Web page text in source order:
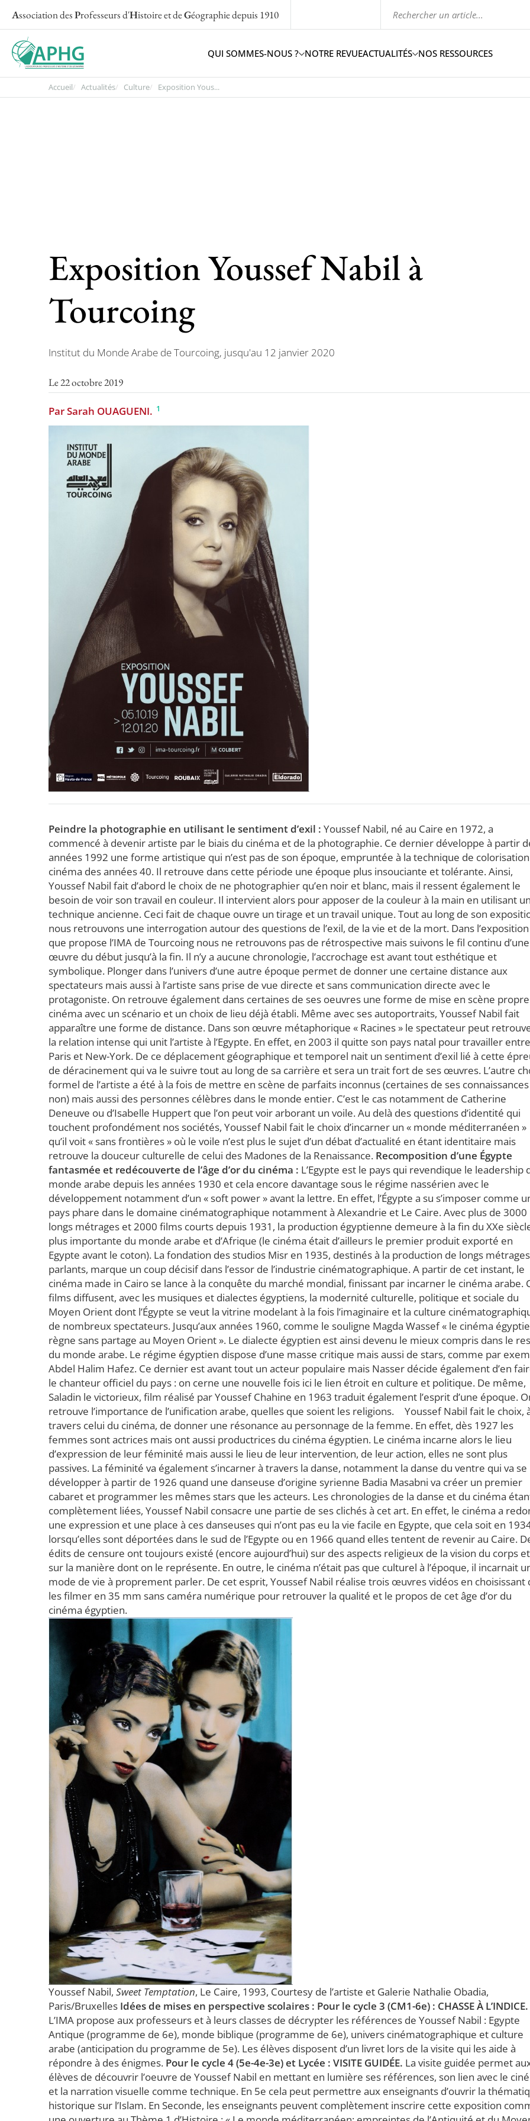
Association desProfesseurs d'Histoire et deGéographiedepuis 1910
QUI SOMMES-NOUS ? NOTRE REVUEACTUALITÉS NOS RESSOURCES
Accueil Actualités Culture Exposition Yous...
Exposition Youssef Nabil à
Tourcoing
Institut du Monde Arabe de Tourcoing, jusqu'au 12 janvier 2020
Le 22 octobre 2019
Par Sarah OUAGUENI. 1
Peindre la photographie en utilisant le sentiment d’exil : Youssef Nabil, né au Caire en 1972, a
commencé à devenir artiste par le biais du cinéma et de la photographie. Ce dernier développe à partir
années 1992 une forme artistique qui n’est pas de son époque, empruntée à la technique de
cinéma des années 40. Il retrouve dans cette période une époque plus insouciante et tolérante. Ainsi,
Youssef Nabil fait d’abord le choix de ne photographier qu’en noir et blanc, mais il ressent également le
besoin de voir son travail en couleur. Il intervient alors pour apposer de la couleur à la main en utilisant
technique ancienne. Ceci fait de chaque ouvre un tirage et un travail unique. Tout au long de son
nous retrouvons une interrogation autour des questions de l’exil, de la vie et de la mort. Dans l’exposition
que propose l’IMA de Tourcoing nous ne retrouvons pas de rétrospective mais suivons le fil continu d’une
œuvre du début jusqu’à la fin. Il n’y a aucune chronologie, l’accrochage est avant tout esthétique et
symbolique. Plonger dans l’univers d’une autre époque permet de donner une certaine distance aux
spectateurs mais aussi à l’artiste sans prise de vue directe et sans communication directe avec le
protagoniste. On retrouve également dans certaines de ses oeuvres une forme de mise en scène
cinéma avec un scénario et un choix de lieu déjà établi. Même avec ses autoportraits, Youssef Nabil fait
apparaître une forme de distance. Dans son œuvre métaphorique « Racines » le spectateur peut
la relation intense qui unit l’artiste à l’Egypte. En effet, en 2003 il quitte son pays natal pour travailler entre
Paris et New-York. De ce déplacement géographique et temporel nait un sentiment d’exil lié à cette
de déracinement qui va le suivre tout au long de sa carrière et sera un trait fort de ses œuvres. L’autre
formel de l’artiste a été à la fois de mettre en scène de parfaits inconnus (certaines de ses
non) mais aussi des personnes célèbres dans le monde entier. C’est le cas notamment de Catherine
Deneuve ou d’Isabelle Huppert que l’on peut voir arborant un voile. Au delà des questions d’identité qui
touchent profondément nos sociétés, Youssef Nabil fait le choix d’incarner un « monde méditerranéen »
qu’il voit « sans frontières » où le voile n’est plus le sujet d’un débat d’actualité en étant identitaire mais
retrouve la douceur culturelle de celui des Madones de la Renaissance. Recomposition d’une Égypte
fantasmée et redécouverte de l’âge d’or du cinéma : L’Egypte est le pays qui revendique le leadership
monde arabe depuis les années 1930 et cela encore davantage sous le régime nassérien avec le
développement notamment d’un « soft power » avant la lettre. En effet, l’Égypte a su s’imposer comme
pays phare dans le domaine cinématographique notamment à Alexandrie et Le Caire. Avec plus de 3000
longs métrages et 2000 films courts depuis 1931, la production égyptienne demeure à la fin du XXe
plus importante du monde arabe et d’Afrique (le cinéma était d’ailleurs le premier produit exporté en
Egypte avant le coton). La fondation des studios Misr en 1935, destinés à la production de longs métrages
parlants, marque un coup décisif dans l’essor de l’industrie cinématographique. A partir de cet instant, le
cinéma made in Cairo se lance à la conquête du marché mondial, finissant par incarner le cinéma arabe.
films diffusent, avec les musiques et dialectes égyptiens, la modernité culturelle, politique et sociale du
Moyen Orient dont l’Égypte se veut la vitrine modelant à la fois l’imaginaire et la culture
de nombreux spectateurs. Jusqu’aux années 1960, comme le souligne Magda Wassef « le cinéma
règne sans partage au Moyen Orient ». Le dialecte égyptien est ainsi devenu le mieux compris dans le
du monde arabe. Le régime égyptien dispose d’une masse critique mais aussi de stars, comme par
Abdel Halim Hafez. Ce dernier est avant tout un acteur populaire mais Nasser décide également d’en
le chanteur officiel du pays : on cerne une nouvelle fois ici le lien étroit en culture et politique. De même,
Saladin le victorieux, film réalisé par Youssef Chahine en 1963 traduit également l’esprit d’une époque.
retrouve l’importance de l’unification arabe, quelles que soient les religions. Youssef Nabil fait le choix,
travers celui du cinéma, de donner une résonance au personnage de la femme. En effet, dès 1927 les
femmes sont actrices mais ont aussi productrices du cinéma égyptien. Le cinéma incarne alors le lieu
d’expression de leur féminité mais aussi le lieu de leur intervention, de leur action, elles ne sont plus
passives. La féminité va également s’incarner à travers la danse, notamment la danse du ventre qui va se
développer à partir de 1926 quand une danseuse d’origine syrienne Badia Masabni va créer un premier
cabaret et programmer les mêmes stars que les acteurs. Les chronologies de la danse et du cinéma
complètement liées, Youssef Nabil consacre une partie de ses clichés à cet art. En effet, le cinéma a
une expression et une place à ces danseuses qui n’ont pas eu la vie facile en Egypte, que cela soit en
lorsqu’elles sont déportées dans le sud de l’Egypte ou en 1966 quand elles tentent de revenir au Caire.
édits de censure ont toujours existé (encore aujourd’hui) sur des aspects religieux de la vision du corps et
sur la manière dont on le représente. En outre, le cinéma n’était pas que culturel à l’époque, il incarnait
mode de vie à proprement parler. De cet esprit, Youssef Nabil réalise trois œuvres vidéos en choisissant
les filmer en 35 mm sans caméra numérique pour retrouver la qualité et le propos de cet âge d’or du
cinéma égyptien.
Youssef Nabil, Sweet Temptation, Le Caire, 1993, Courtesy de l’artiste et Galerie Nathalie Obadia,
Paris/Bruxelles Idées de mises en perspective scolaires : Pour le cycle 3 (CM1-6e) : CHASSE À L’INDICE.
L’IMA propose aux professeurs et à leurs classes de décrypter les références de Youssef Nabil : Egypte
Antique (programme de 6e), monde biblique (programme de 6e), univers cinématographique et culture
arabe (anticipation du programme de 5e). Les élèves disposent d’un livret lors de la visite qui les aide à
répondre à des énigmes. Pour le cycle 4 (5e-4e-3e) et Lycée : VISITE GUIDÉE. La visite guidée permet
élèves de découvrir l’oeuvre de Youssef Nabil en mettant en lumière ses références, son lien avec le
et la narration visuelle comme technique. En 5e cela peut permettre aux enseignants d’ouvrir la
historique sur l’Islam. En Seconde, les enseignants peuvent complètement inscrire cette exposition